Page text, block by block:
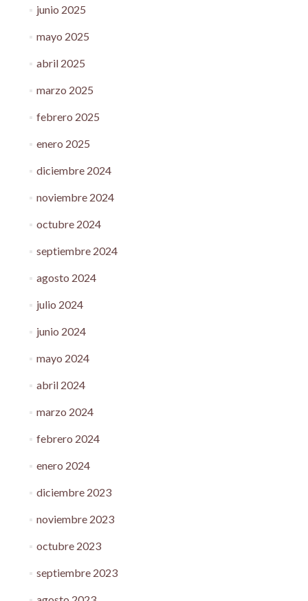
junio 2025
mayo 2025
abril 2025
marzo 2025
febrero 2025
enero 2025
diciembre 2024
noviembre 2024
octubre 2024
septiembre 2024
agosto 2024
julio 2024
junio 2024
mayo 2024
abril 2024
marzo 2024
febrero 2024
enero 2024
diciembre 2023
noviembre 2023
octubre 2023
septiembre 2023